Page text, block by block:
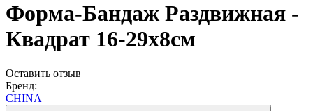
Форма-Бандаж Раздвижная -
Квадрат 16-29х8см
Оставить отзыв
Бренд:
CHINA